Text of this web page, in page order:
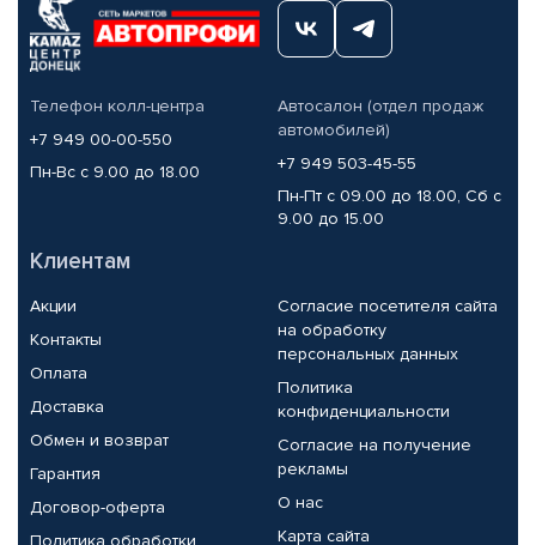
Телефон колл-центра
+7 949 00-00-550
Пн-Вс с 9.00 до 18.00
Автосалон (отдел продаж
автомобилей)
+7 949 503-45-55
Пн-Пт с 09.00 до 18.00, Сб с
9.00 до 15.00
Клиентам
Акции
Контакты
Оплата
Доставка
Обмен и возврат
Гарантия
Договор-оферта
Политика обработки
Согласие посетителя сайта
на обработку
персональных данных
Политика
конфиденциальности
Согласие на получение
рекламы
О нас
Карта сайта